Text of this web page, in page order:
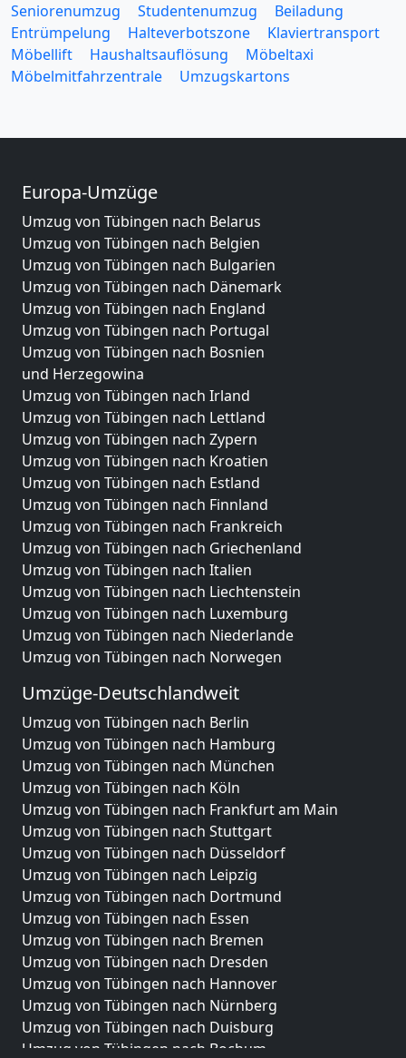
Seniorenumzug
Studentenumzug
Beiladung
Entrümpelung
Halteverbotszone
Klaviertransport
Möbellift
Haushaltsauflösung
Möbeltaxi
Möbelmitfahrzentrale
Umzugskartons
Europa-Umzüge
Umzug von Tübingen nach Belarus
Umzug von Tübingen nach Belgien
Umzug von Tübingen nach Bulgarien
Umzug von Tübingen nach Dänemark
Umzug von Tübingen nach England
Umzug von Tübingen nach Portugal
Umzug von Tübingen nach Bosnien
und Herzegowina
Umzug von Tübingen nach Irland
Umzug von Tübingen nach Lettland
Umzug von Tübingen nach Zypern
Umzug von Tübingen nach Kroatien
Umzug von Tübingen nach Estland
Umzug von Tübingen nach Finnland
Umzug von Tübingen nach Frankreich
Umzug von Tübingen nach Griechenland
Umzug von Tübingen nach Italien
Umzug von Tübingen nach Liechtenstein
Umzug von Tübingen nach Luxemburg
Umzug von Tübingen nach Niederlande
Umzug von Tübingen nach Norwegen
Umzüge-Deutschlandweit
Umzug von Tübingen nach Berlin
Umzug von Tübingen nach Hamburg
Umzug von Tübingen nach München
Umzug von Tübingen nach Köln
Umzug von Tübingen nach Frankfurt am Main
Umzug von Tübingen nach Stuttgart
Umzug von Tübingen nach Düsseldorf
Umzug von Tübingen nach Leipzig
Umzug von Tübingen nach Dortmund
Umzug von Tübingen nach Essen
Umzug von Tübingen nach Bremen
Umzug von Tübingen nach Dresden
Umzug von Tübingen nach Hannover
Umzug von Tübingen nach Nürnberg
Umzug von Tübingen nach Duisburg
Umzug von Tübingen nach Bochum